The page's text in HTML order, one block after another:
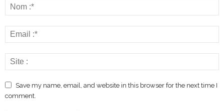
Save my name, email, and website in this browser for the next time I
comment.